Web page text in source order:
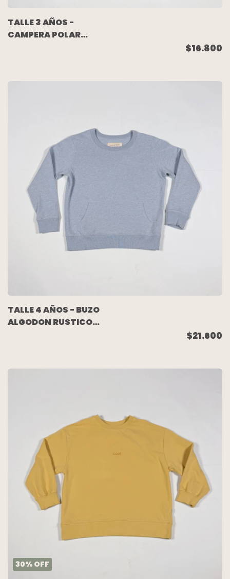
TALLE 3 AÑOS -
CAMPERA POLAR
$16.800
TALLE 4 AÑOS - BUZO
ALGODON RUSTICO
$21.600
30% OFF